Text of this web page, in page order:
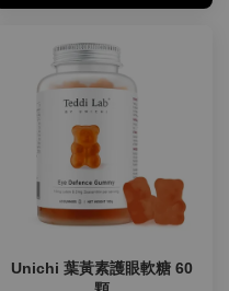
Unichi 葉黃素護眼軟糖 60